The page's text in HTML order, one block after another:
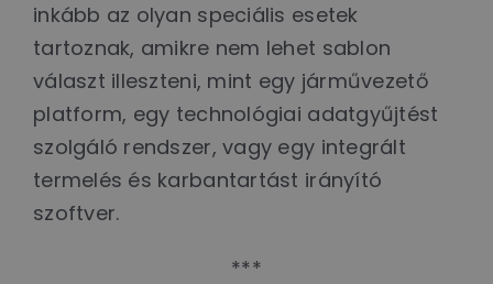
inkább az olyan speciális esetek
tartoznak, amikre nem lehet sablon
választ illeszteni, mint egy járművezető
platform, egy technológiai adatgyűjtést
szolgáló rendszer, vagy egy integrált
termelés és karbantartást irányító
szoftver.
***